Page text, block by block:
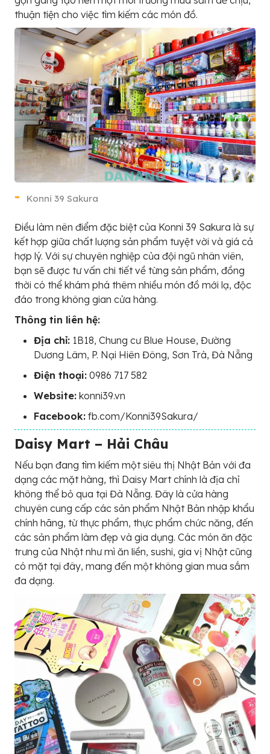
thuận tiện cho việc tìm kiếm các món đồ.
Konni 39 Sakura
Điều làm nên điểm đặc biệt của Konni 39 Sakura là sự
kết hợp giữa chất lượng sản phẩm tuyệt vời và giá cả
hợp lý. Với sự chuyên nghiệp của đội ngũ nhân viên,
bạn sẽ được tư vấn chi tiết về từng sản phẩm, đồng
thời có thể khám phá thêm nhiều món đồ mới lạ, độc
đáo trong không gian cửa hàng.
Thông tin liên hệ:
Địa chỉ: 1B18, Chung cư Blue House, Đường
Dương Lâm, P. Nại Hiên Đông, Sơn Trà, Đà Nẵng
Điện thoại: 0986 717 582
Website: konni39.vn
Facebook: fb.com/Konni39Sakura/
Daisy Mart – Hải Châu
Nếu bạn đang tìm kiếm một siêu thị Nhật Bản với đa
dạng các mặt hàng, thì Daisy Mart chính là địa chỉ
không thể bỏ qua tại Đà Nẵng. Đây là cửa hàng
chuyên cung cấp các sản phẩm Nhật Bản nhập khẩu
chính hãng, từ thực phẩm, thực phẩm chức năng, đến
các sản phẩm làm đẹp và gia dụng. Các món ăn đặc
trưng của Nhật như mì ăn liền, sushi, gia vị Nhật cũng
có mặt tại đây, mang đến một không gian mua sắm
đa dạng.